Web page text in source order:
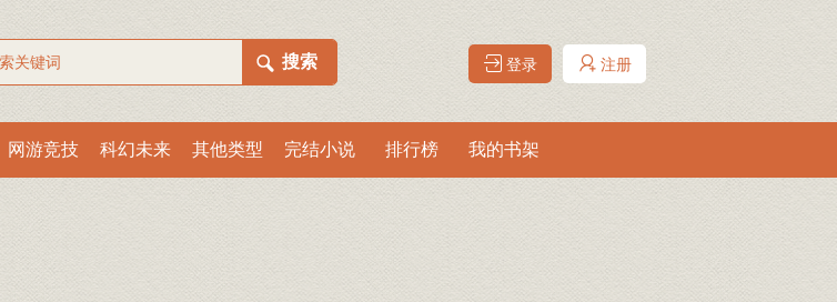
登录 注册
网游竞技 科幻未来 其他类型 完结小说 排行榜 我的书架